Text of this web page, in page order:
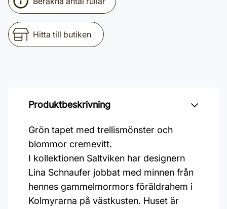
Hitta till butiken
Produktbeskrivning
Grön tapet med trellismönster och
blommor cremevitt.
I kollektionen Saltviken har designern
Lina Schnaufer jobbat med minnen från
hennes gammelmormors föräldrahem i
Kolmyrarna på västkusten. Huset är